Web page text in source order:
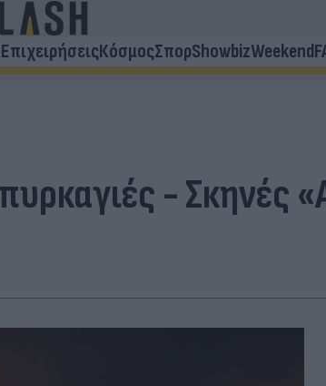
ΕπιχειρήσειςΚόσμοςΣπορShowbizWeekend
- Σκηνές